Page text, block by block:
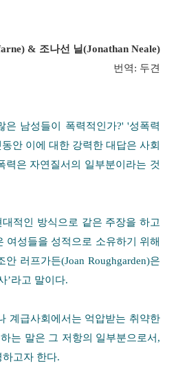
& 조나선 닐(Jonathan Neale)
번역: 두견
은 남성들이 폭력적인가?' '성폭력
동안 이에 대한 강력한 대답은 사회
력은 자연질서의 일부분이라는 것
적인 방식으로 같은 주장을 하고
여성들을 성적으로 소유하기 위해
안 러프가든(Joan Roughgarden)은
’라고 말이다.
계급사회에서는 억압받는 취약한
는 말은 그 저항의 일부분으로서 ,
하고자 한다.